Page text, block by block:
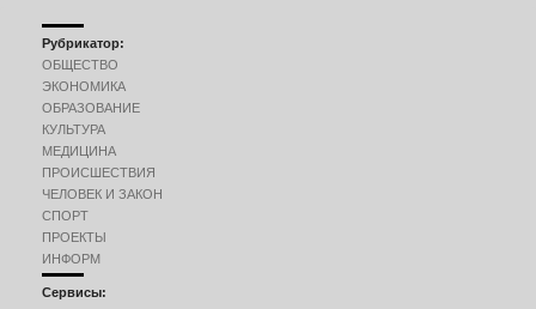
Рубрикатор:
ОБЩЕСТВО
ЭКОНОМИКА
ОБРАЗОВАНИЕ
КУЛЬТУРА
МЕДИЦИНА
ПРОИСШЕСТВИЯ
ЧЕЛОВЕК И ЗАКОН
СПОРТ
ПРОЕКТЫ
ИНФОРМ
Сервисы: